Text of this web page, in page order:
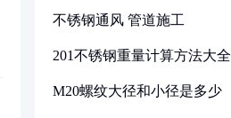
不锈钢通风 管道施工
201不锈钢重量计算方法大全
M20螺纹大径和小径是多少